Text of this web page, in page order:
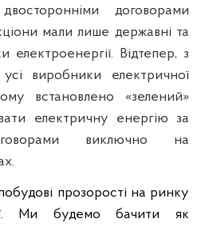
договорами
мали лише державні та
електроенергії. Відтепер, з
виробники електричної
встановлено «зелений»
електричну енергію за
виключно на
прозорості на ринку
Ми будемо бачити як